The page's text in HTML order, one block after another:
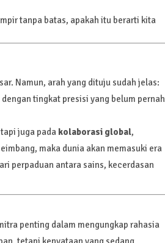
tanpa batas, apakah itu berarti kita
Namun, arah yang dituju sudah jelas:
dengan tingkat presisi yang belum pernah
juga pada kolaborasi global,
maka dunia akan memasuki era
perpaduan antara sains, kecerdasan
penting dalam mengungkap rahasia